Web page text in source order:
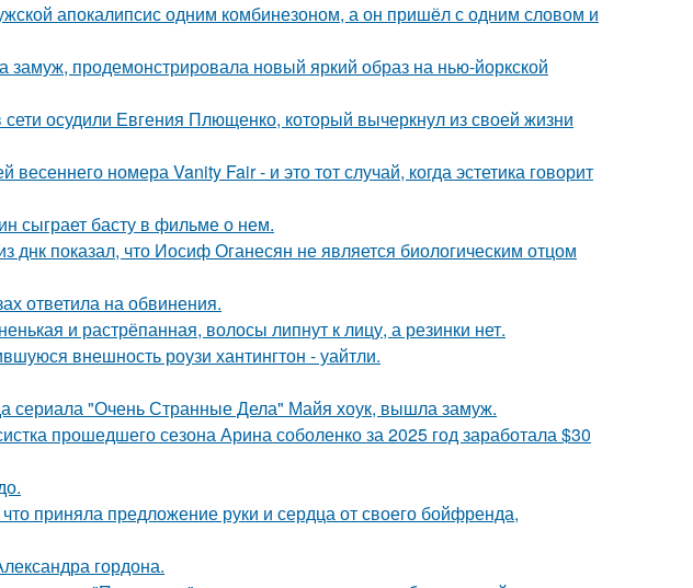
апокалипсис одним комбинезоном, а он пришёл с одним словом и
продемонстрировала новый яркий образ на нью-йоркской
осудили Евгения Плющенко, который вычеркнул из своей жизни
номера Vanity Fair - и это тот случай, когда эстетика говорит
сыграет басту в фильме о нем.
днк показал, что Иосиф Оганесян не является биологическим отцом
ответила на обвинения.
и растрёпанная, волосы липнут к лицу, а резинки нет.
внешность роузи хантингтон - уайтли.
сериала "Очень Странные Дела" Майя хоук, вышла замуж.
прошедшего сезона Арина соболенко за 2025 год заработала $30
приняла предложение руки и сердца от своего бойфренда,
гордона.